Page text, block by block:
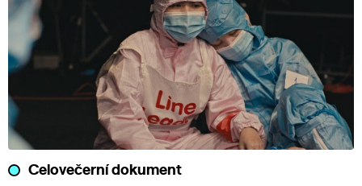
Celovečerní dokument